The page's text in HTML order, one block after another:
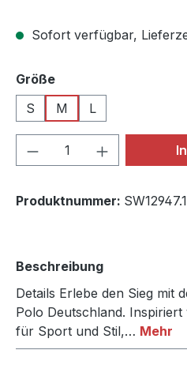
Sofort verfügbar,
Größeauswählen
S
M L
Produkt Anzahl:
Produktnummer: SW12947.1
Beschreibung
Details Erlebe den Sieg mit
Polo Deutschland.
für Sport und Stil,… Mehr